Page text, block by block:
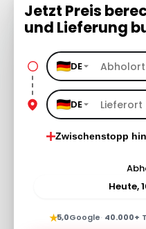
Jetzt Preis
und Lieferung
DE
DE
Zwischenstopp
Heute,
★5,0Google· 40.000+